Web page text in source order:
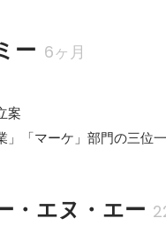
ー 6ヶ月
案
」「マーケ」部門の三位
・エヌ・エー